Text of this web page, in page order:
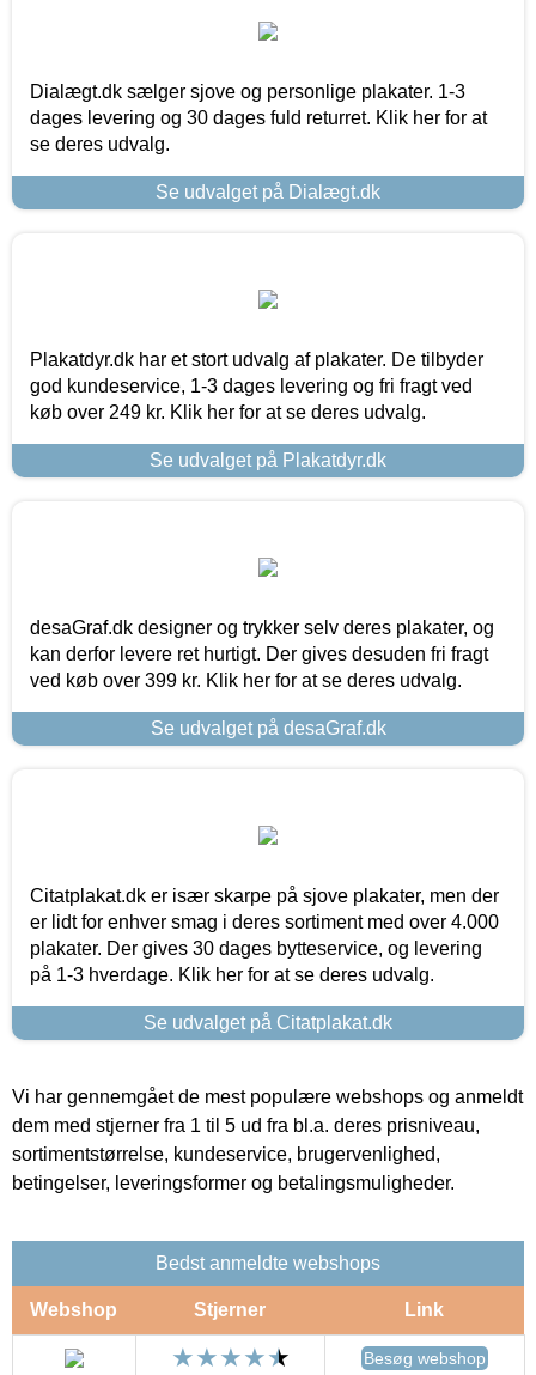
Dialægt.dk sælger sjove og personlige plakater. 1-3
dages levering og 30 dages fuld returret. Klik her for at
se deres udvalg.
Se udvalget på Dialægt.dk
Plakatdyr.dk har et stort udvalg af plakater. De tilbyder
god kundeservice, 1-3 dages levering og fri fragt ved
køb over 249 kr. Klik her for at se deres udvalg.
Se udvalget på Plakatdyr.dk
desaGraf.dk designer og trykker selv deres plakater, og
kan derfor levere ret hurtigt. Der gives desuden fri fragt
ved køb over 399 kr. Klik her for at se deres udvalg.
Se udvalget på desaGraf.dk
Citatplakat.dk er især skarpe på sjove plakater, men der
er lidt for enhver smag i deres sortiment med over 4.000
plakater. Der gives 30 dages bytteservice, og levering
på 1-3 hverdage. Klik her for at se deres udvalg.
Se udvalget på Citatplakat.dk
Vi har gennemgået de mest populære webshops og anmeldt
dem med stjerner fra 1 til 5 ud fra bl.a. deres prisniveau,
sortimentstørrelse, kundeservice, brugervenlighed,
betingelser, leveringsformer og betalingsmuligheder.
Bedst anmeldte webshops
Webshop Stjerner Link
Besøg webshop